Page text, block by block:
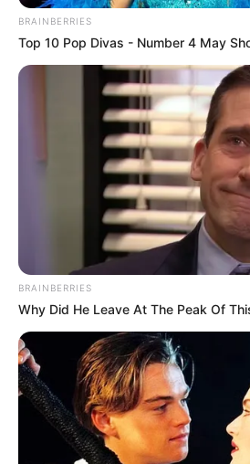
BRAINBERRIES
Top 10 Pop Divas - Number 4 May
BRAINBERRIES
Why Did He Leave At The Peak Of